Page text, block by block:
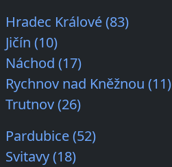
Hradec Králové (83)
Jičín (10)
Náchod (17)
Rychnov nad Kněžnou (11)
Trutnov (26)
Pardubice (52)
Svitavy (18)